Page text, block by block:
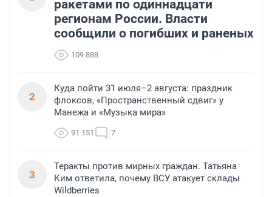
ракетами по одиннадцати
регионам России. Власти
сообщили о погибших и раненых
109 888
2
Куда пойти 31 июля–2 августа: праздник
флоксов, «Пространственный сдвиг» у
Манежа и «Музыка мира»
91 151 7
3
Теракты против мирных граждан. Татьяна
Ким ответила, почему ВСУ атакует склады
Wildberries